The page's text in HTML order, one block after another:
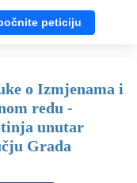
peticiju
o Izmjenama i
redu -
unutar
Grada